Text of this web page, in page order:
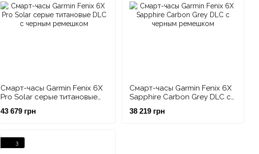
Смарт-часы Garmin Fenix 6X
Pro Solar серые титановые
43 679 грн
Смарт-часы Garmin Fenix 6X
Sapphire Carbon Grey DLC с
38 219 грн
3